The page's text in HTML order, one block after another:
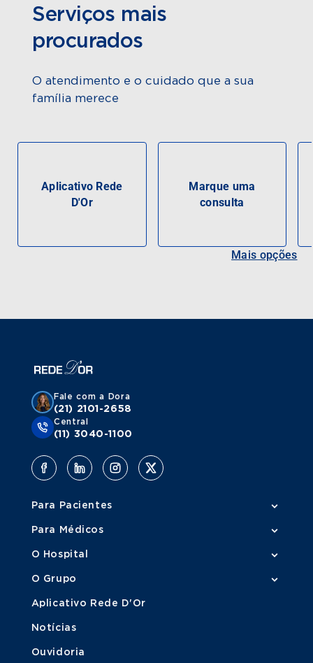
Serviços mais
procurados
O atendimento e o cuidado que a sua
família merece
Aplicativo Rede
D'Or
Marque uma
consulta
Mais opções
Fale com a Dora
(21) 2101-2658
Central
(11) 3040-1100
Para Pacientes
Para Médicos
O Hospital
O Grupo
Aplicativo Rede D'Or
Notícias
Ouvidoria